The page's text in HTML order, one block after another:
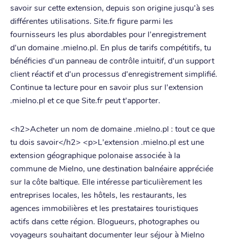
savoir sur cette extension, depuis son origine jusqu'à ses
différentes utilisations. Site.fr figure parmi les
fournisseurs les plus abordables pour l'enregistrement
d'un domaine .mielno.pl. En plus de tarifs compétitifs, tu
bénéficies d'un panneau de contrôle intuitif, d'un support
client réactif et d'un processus d'enregistrement simplifié.
Continue ta lecture pour en savoir plus sur l'extension
.mielno.pl et ce que Site.fr peut t'apporter.
<h2>Acheter un nom de domaine .mielno.pl : tout ce que
tu dois savoir</h2> <p>L'extension .mielno.pl est une
extension géographique polonaise associée à la
commune de Mielno, une destination balnéaire appréciée
sur la côte baltique. Elle intéresse particulièrement les
entreprises locales, les hôtels, les restaurants, les
agences immobilières et les prestataires touristiques
actifs dans cette région. Blogueurs, photographes ou
voyageurs souhaitant documenter leur séjour à Mielno